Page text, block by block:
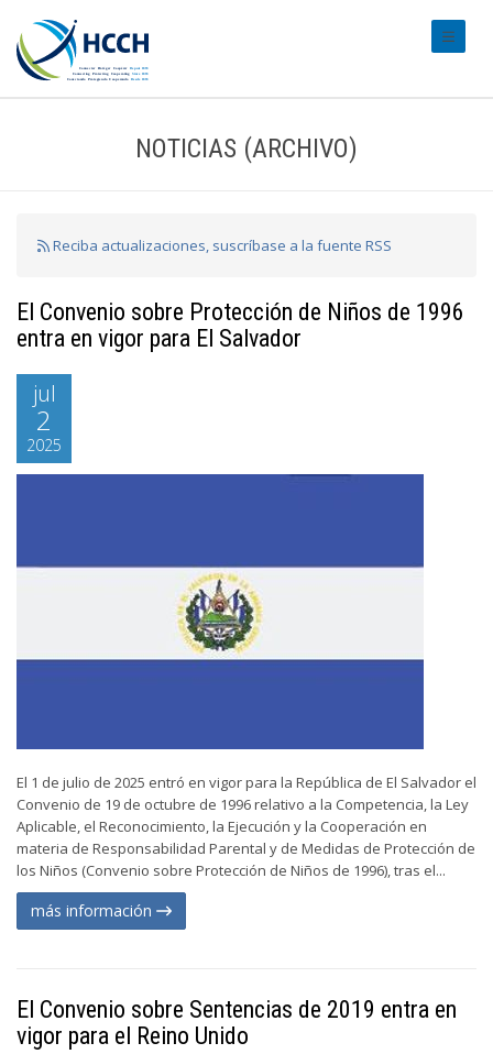
NOTICIAS (ARCHIVO)
Reciba actualizaciones, suscríbase a la fuente RSS
El Convenio sobre Protección de Niños de 1996
entra en vigor para El Salvador
jul
2
2025
El 1 de julio de 2025 entró en vigor para la República de El Salvador el
Convenio de 19 de octubre de 1996 relativo a la Competencia, la Ley
Aplicable, el Reconocimiento, la Ejecución y la Cooperación en
materia de Responsabilidad Parental y de Medidas de Protección de
los Niños (Convenio sobre Protección de Niños de 1996), tras el...
más información
El Convenio sobre Sentencias de 2019 entra en
vigor para el Reino Unido